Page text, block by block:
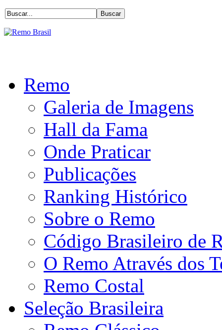
Remo
Galeria de Imagens
Hall da Fama
Onde Praticar
Publicações
Ranking Histórico
Sobre o Remo
Código Brasileiro de
O Remo Através dos
Remo Costal
Seleção Brasileira